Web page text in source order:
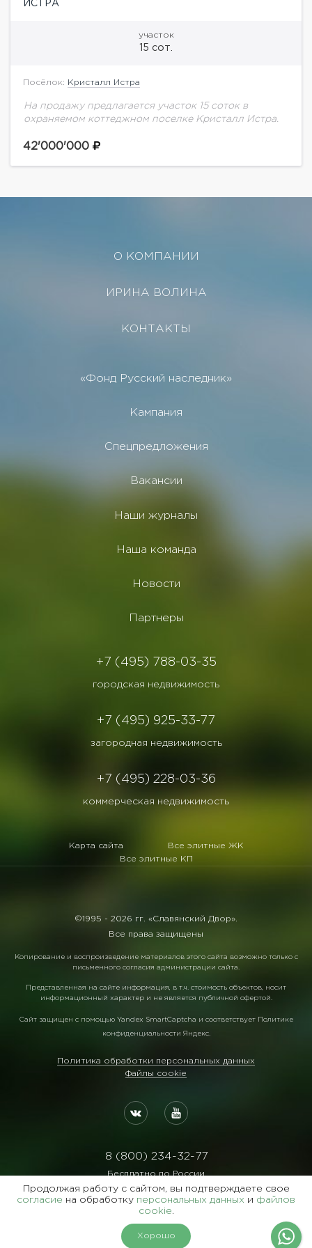
ИСТРА
участок
15 сот.
Посёлок: Кристалл Истра
На продажу предлагается участок 15 соток в
охраняемом коттеджном поселке Кристалл Истра.
42'000'000
О КОМПАНИИ
ИРИНА ВОЛИНА
КОНТАКТЫ
«Фонд Русский наследник»
Кампания
Спецпредложения
Вакансии
Наши журналы
Наша команда
Новости
Партнеры
+7 (495) 788-03-35
городская недвижимость
+7 (495) 925-33-77
загородная недвижимость
+7 (495) 228-03-36
коммерческая недвижимость
Карта сайта
Все элитные ЖК
Все элитные КП
©1995 - 2026 гг. «Славянский Двор».
Все права защищены
Копирование и воспроизведение материалов этого сайта возможно только с
письменного согласия администрации сайта.
Представленная на сайте информация, в т.ч. стоимость объектов, носит
информационный характер и не является публичной офертой.
Сайт защищен с помощью Yandex SmartCaptcha и соответствует Политике
конфиденциальности Яндекс.
Политика обработки персональных данных
Файлы cookie
8 (800) 234-32-77
Бесплатно по России
Реквизиты:
ООО Агентство "Славянский Двор"
Продолжая работу с сайтом, вы подтверждаете свое
согласие на обработку персональных данных и файлов
cookie.
Хорошо